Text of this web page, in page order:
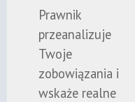
Prawnik
przeanalizuje
Twoje
zobowiązania i
wskaże realne